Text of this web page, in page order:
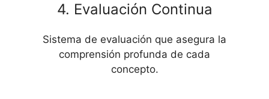
4. Evaluación Continua
Sistema de evaluación que asegura la
comprensión profunda de cada
concepto.